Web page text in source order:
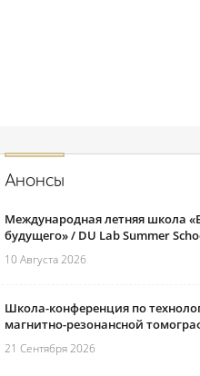
Анонсы
Международная летняя школа
будущего» / DU Lab Summer
10 Августа 2026
Школа-конференция по
магнитно-резонансной
21 Сентября 2026